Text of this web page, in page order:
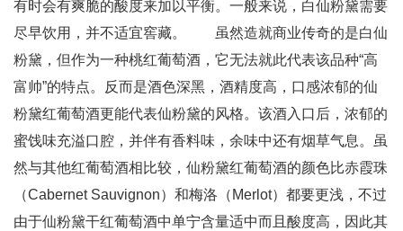
有时会有爽脆的酸度来加以平衡。一般来说，白仙粉黛需要
尽早饮用，并不适宜窖藏。 虽然造就商业传奇的是白仙
粉黛，但作为一种桃红葡萄酒，它无法就此代表该品种“高
富帅”的特点。反而是酒色深黑，酒精度高，口感浓郁的仙
粉黛红葡萄酒更能代表仙粉黛的风格。该酒入口后，浓郁的
蜜饯味充溢口腔，并伴有香料味，余味中还有烟草气息。虽
然与其他红葡萄酒相比较，仙粉黛红葡萄酒的颜色比赤霞珠
（Cabernet Sauvignon）和梅洛（Merlot）都要更浅，不过
由于仙粉黛干红葡萄酒中单宁含量适中而且酸度高，因此其